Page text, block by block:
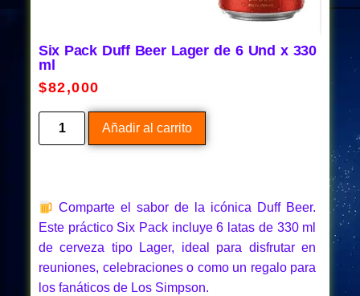
Six Pack Duff Beer Lager de 6 Und x 330
ml
$82,000
Añadir al carrito
Comparte el sabor de la icónica Duff Beer.
Este práctico Six Pack incluye 6 latas de 330 ml
de cerveza tipo Lager, ideal para disfrutar en
reuniones, celebraciones o como un regalo para
los fanáticos de Los Simpson.